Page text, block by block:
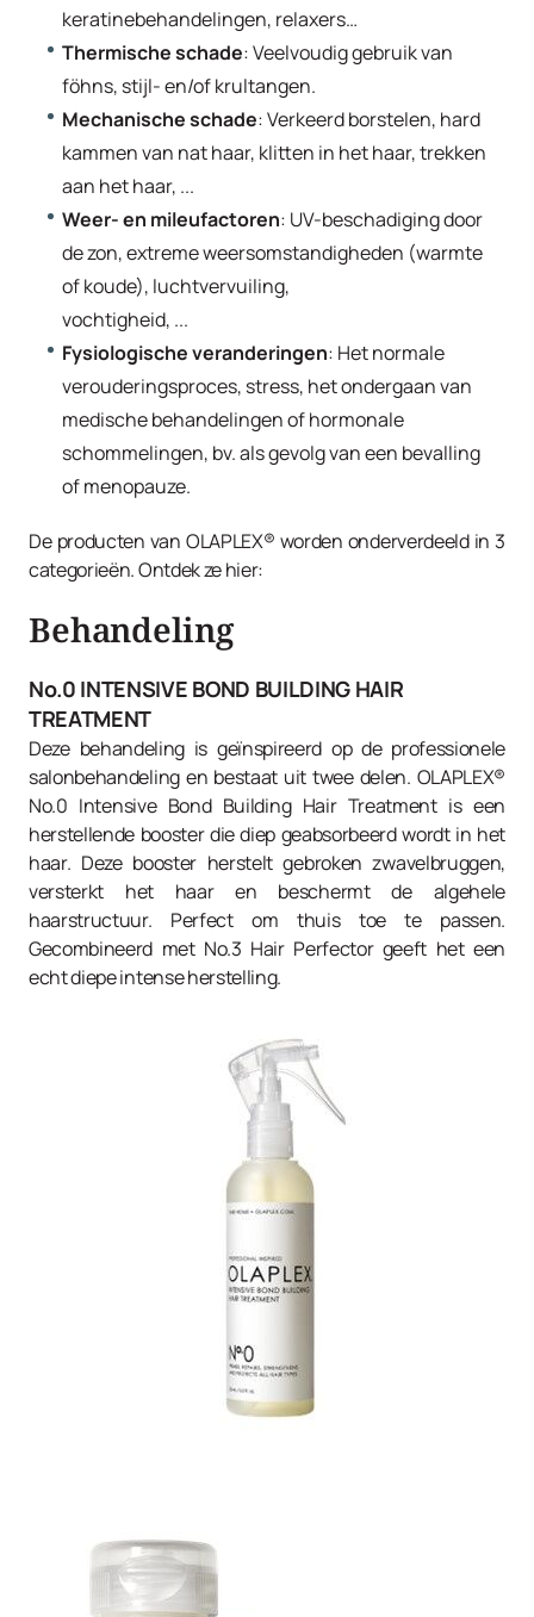
keratinebehandelingen, relaxers…
Thermische schade: Veelvoudig gebruik van
föhns, stijl- en/of krultangen.
Mechanische schade: Verkeerd borstelen, hard
kammen van nat haar, klitten in het haar, trekken
aan het haar, ...
Weer- en mileufactoren: UV-beschadiging door
de zon, extreme weersomstandigheden (warmte
of koude), luchtvervuiling,
vochtigheid, ...
Fysiologische veranderingen: Het normale
verouderingsproces, stress, het ondergaan van
medische behandelingen of hormonale
schommelingen, bv. als gevolg van een bevalling
of menopauze.
De producten van OLAPLEX® worden onderverdeeld in 3
categorieën. Ontdek ze hier:
Behandeling
No.0 INTENSIVE BOND BUILDING HAIR
TREATMENT
Deze behandeling is geïnspireerd op de professionele
salonbehandeling en bestaat uit twee delen. OLAPLEX®
No.0 Intensive Bond Building Hair Treatment is een
herstellende booster die diep geabsorbeerd wordt in het
haar. Deze booster herstelt gebroken zwavelbruggen,
versterkt het haar en beschermt de algehele
haarstructuur. Perfect om thuis toe te passen.
Gecombineerd met No.3 Hair Perfector geeft het een
echt diepe intense herstelling.